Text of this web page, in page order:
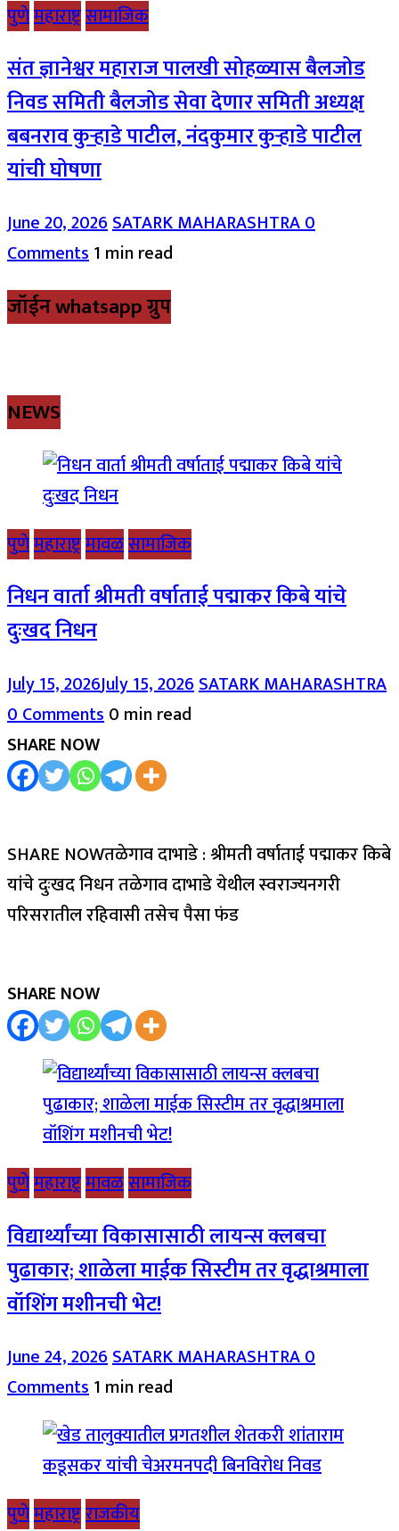
पुणेमहाराष्ट्रसामाजिक
संत ज्ञानेश्वर महाराज पालखी सोहळ्यास बैलजोड
निवड समिती बैलजोड सेवा देणार समिती अध्यक्ष
बबनराव कुऱ्हाडे पाटील, नंदकुमार कुऱ्हाडे पाटील
यांची घोषणा
June 20, 2026SATARK MAHARASHTRA0
Comments1 min read
जॉईन whatsapp ग्रुप
NEWS
पुणेमहाराष्ट्रमावळसामाजिक
निधन वार्ता श्रीमती वर्षाताई पद्माकर किबे यांचे
दुःखद निधन
July 15, 2026July 15, 2026SATARK MAHARASHTRA
0 Comments0 min read
SHARE NOW
SHARE NOWतळेगाव दाभाडे : श्रीमती वर्षाताई पद्माकर किबे
यांचे दुःखद निधन तळेगाव दाभाडे येथील स्वराज्यनगरी
परिसरातील रहिवासी तसेच पैसा फंड
SHARE NOW
पुणेमहाराष्ट्रमावळसामाजिक
विद्यार्थ्यांच्या विकासासाठी लायन्स क्लबचा
पुढाकार; शाळेला माईक सिस्टीम तर वृद्धाश्रमाला
वॉशिंग मशीनची भेट!
June 24, 2026SATARK MAHARASHTRA0
Comments1 min read
पुणेमहाराष्ट्रराजकीय